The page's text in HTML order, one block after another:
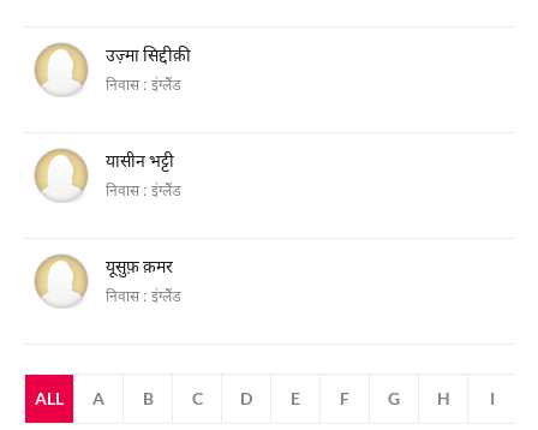
उज़्मा सिद्दीक़ी
निवास : इंग्लैंड
यासीन भट्टी
निवास : इंग्लैंड
यूसुफ़ क़मर
निवास : इंग्लैंड
ALL A B C D E F G H I